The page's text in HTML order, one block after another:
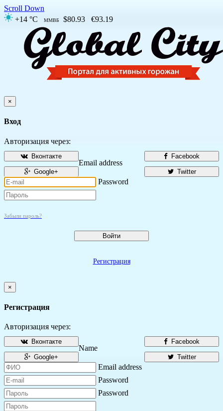
Scroll Down
+14 °C
ММВБ $80.93 €93.19
×
Вход
Авторизация через:
Facebook
Вконтакте
Twitter
Google+
Email address
Password
Забыли пароль?
Войти
Регистрация
×
Регистрация
Авторизация через:
Facebook
Вконтакте
Twitter
Google+
Name
Email address
Password
Password